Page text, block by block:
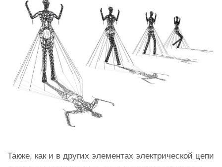
Также, как и в других элементах электрической цепи